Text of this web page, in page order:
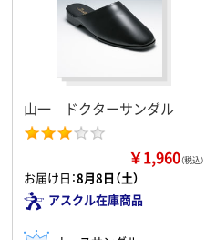
山一 ドクターサンダル
￥1,960（税込）
お届け日：8月8日（土）
アスクル在庫商品